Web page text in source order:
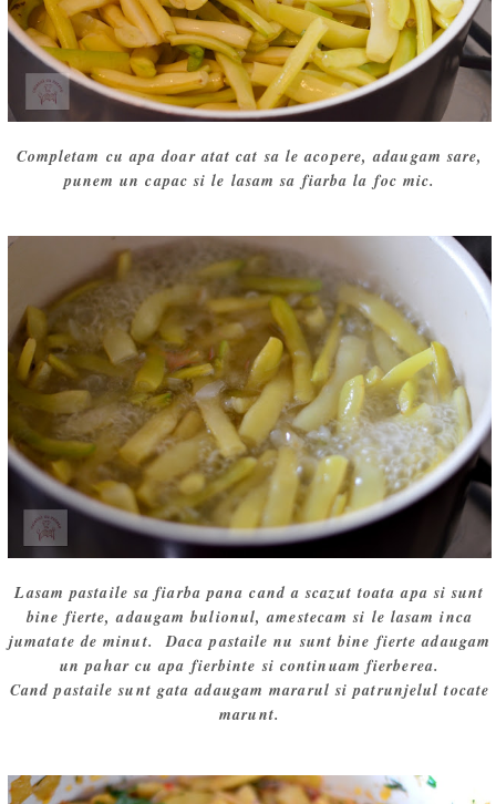
Completam cu apa doar atat cat sa le acopere, adaugam sare,
punem un capac si le lasam sa fiarba la foc mic.
Lasam pastaile sa fiarba pana cand a scazut toata apa si sunt
bine fierte, adaugam bulionul, amestecam si le lasam inca
jumatate de minut. Daca pastaile nu sunt bine fierte adaugam
un pahar cu apa fierbinte si continuam fierberea.
Cand pastaile sunt gata adaugam mararul si patrunjelul tocate
marunt.